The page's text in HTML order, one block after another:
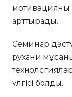
мотивацияны
арттырады.
Семинар
рухани
үлгісі болды.